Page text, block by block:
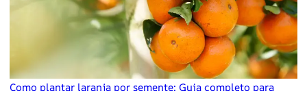
Como plantar laranja por semente: Guia completo para